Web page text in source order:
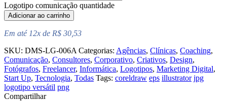
Logotipo comunicação quantidade
Adicionar ao carrinho
Em até 12x de R$ 30,53
SKU: DMS-LG-006A Categorias: Agências, Clínicas, Coaching,
Comunicação, Consultores, Corporativo, Criativos, Design,
Fotógrafos, Freelancer, Informática, Logotipos, Marketing Digital,
Start Up, Tecnologia, Todas Tags: coreldraw eps illustrator jpg
logotipo versátil png
Compartilhar